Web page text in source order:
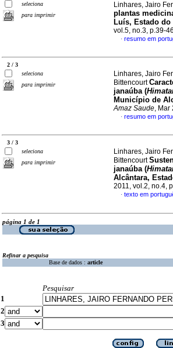
seleciona
para imprimir
Linhares, Jairo
plantas
Luís, Estado do
vol.5, no.3, p.39-
· resumo em
2 / 3
seleciona
para imprimir
Linhares, Jairo
Bittencourt
janaúba (
Município de
Amaz Saude, Mar
· resumo em
3 / 3
seleciona
para imprimir
Linhares, Jairo
Bittencourt
janaúba (
Alcântara,
2011, vol.2, no.4,
· texto em
página 1 de 1
Refinar a pesquisa
Base de dados : article
Pesquisar
1
2
3